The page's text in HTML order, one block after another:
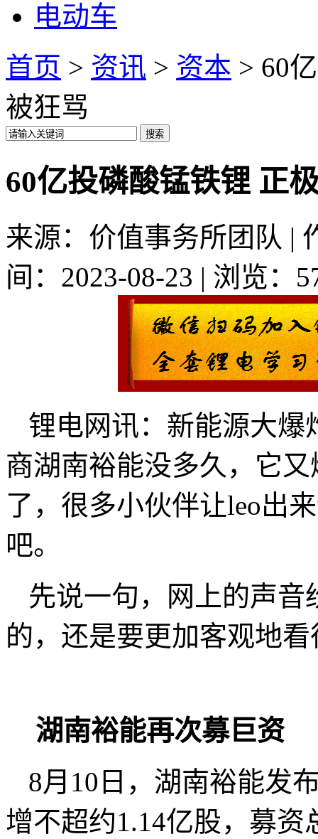
电动车
首页 > 资讯 > 资本 > 60
被狂骂
60亿投磷酸锰铁锂 正
来源：价值事务所团队 |
间：2023-08-23 | 浏览：
锂电网讯：新能源大爆
商湖南裕能没多久，它
了，很多小伙伴让leo出
吧。
先说一句，网上的声
的，还是要更加客观地
湖南裕能再次募巨资
8月10日，湖南裕能发
增不超约1.14亿股，募